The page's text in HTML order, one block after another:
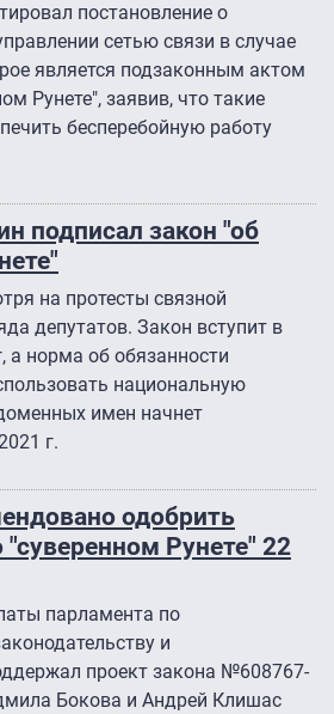
постановление о
сетью связи в случае
является подзаконным актом
Рунете", заявив, что такие
бесперебойную работу
подписал закон "об
на протесты связной
депутатов. Закон вступит в
а норма об обязанности
национальную
имен начнет
г.
одобрить
"суверенном Рунете" 22
парламента по
и
проект закона №608767-
Бокова и Андрей Клишас